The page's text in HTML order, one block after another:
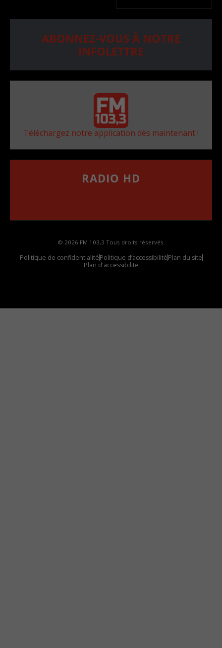
ABONNEZ-VOUS À NOTRE
INFOLETTRE
Téléchargez notre application dès maintenant !
RADIO HD
© 2026 FM 103,3 Tous droits réservés.
Politique de confidentialitéPolitique d’accessibilitéPlan du site
Plan d'accessibilite